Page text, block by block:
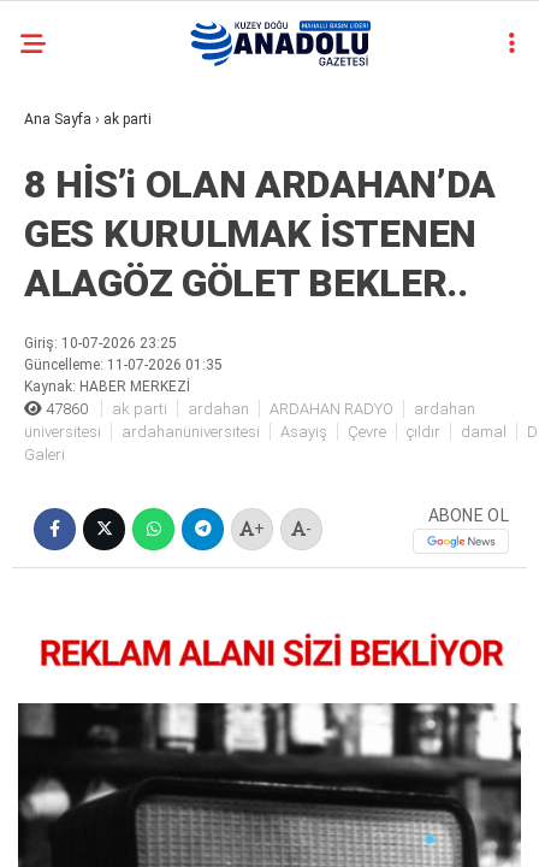
12.9°
ARDAHAN
bonusu
siteler
bonusu
siteler
2025
deneme
bonusu
veren
siteler
bonusu
veren
siteler
bonusu
veren
giriş
Ana Sayfa › ak parti
8 HİS’i OLAN ARDAHAN’DA
GES KURULMAK İSTENEN
ALAGÖZ GÖLET BEKLER..
Giriş: 10-07-2026 23:25
Güncelleme: 11-07-2026 01:35
Kaynak: HABER MERKEZİ
47860 ak parti ardahan ARDAHAN RADYO
ardahan
üniversitesi
ardahanüniversitesi Asayiş Çevre çıldır damal
Galeri
+ -
ABONE OL